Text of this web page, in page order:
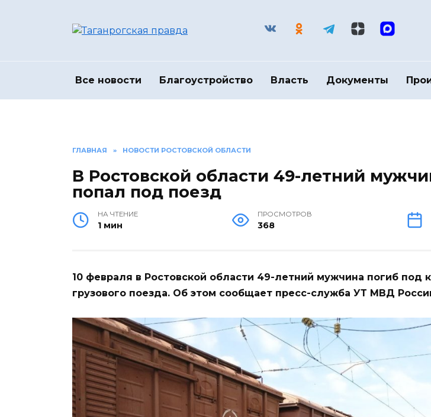
Все новости Благоустройство Власть Документы
ГЛАВНАЯ » НОВОСТИ РОСТОВСКОЙ ОБЛАСТИ
В Ростовской области 49-летний
попал под поезд
НА ЧТЕНИЕ
1 мин
ПРОСМОТРОВ
368
10 февраля в Ростовской области 49-летний мужчина погиб под
грузового поезда. Об этом сообщает пресс-служба УТ МВД